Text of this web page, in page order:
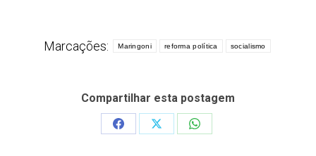
Marcações: Maringoni reforma política socialismo
Compartilhar esta postagem
Share
Share
Share